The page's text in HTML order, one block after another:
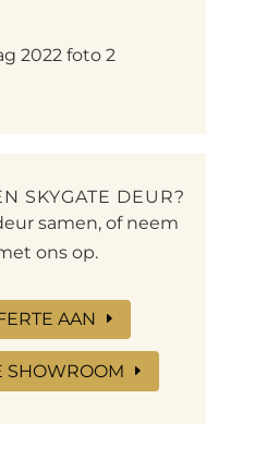
SKYGATE DEUR?
samen, of neem
ons op.
AAN
SHOWROOM